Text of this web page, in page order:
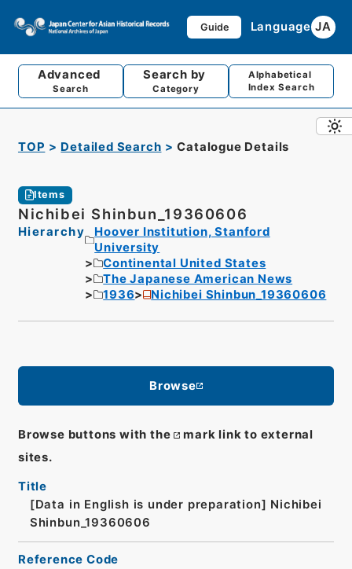
Guide Language JA
Advanced
Search
Search by
Category
Alphabetical
Index Search
TOP Detailed Search Catalogue Details
Items
Nichibei Shinbun_19360606
Hierarchy
Hoover Institution, Stanford
University
Continental United States
The Japanese American News
1936
Nichibei Shinbun_19360606
Browse
Browse buttons with the
mark link to external
sites.
Title
[Data in English is under preparation] Nichibei
Shinbun_19360606
Reference Code